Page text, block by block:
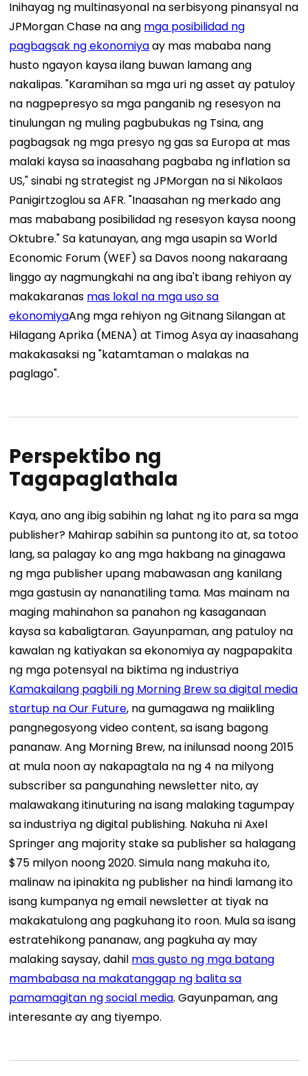
Inihayag ng multinasyonal na serbisyong pinansyal na
JPMorgan Chase na ang mga posibilidad ng
pagbagsak ng ekonomiyaay mas mababa nang
husto ngayon kaysa ilang buwan lamang ang
nakalipas. "Karamihan sa mga uri ng asset ay patuloy
na nagpepresyo sa mga panganib ng resesyon na
tinulungan ng muling pagbubukas ng Tsina, ang
pagbagsak ng mga presyo ng gas sa Europa at mas
malaki kaysa sa inaasahang pagbaba ng inflation sa
US," sinabi ng strategist ng JPMorgan na si Nikolaos
Panigirtzoglou sa AFR. "Inaasahan ng merkado ang
mas mababang posibilidad ng resesyon kaysa noong
Oktubre."Sa katunayan, ang mga usapin sa World
Economic Forum (WEF) sa Davos noong nakaraang
linggo ay nagmungkahi na ang iba't ibang rehiyon ay
makakaranas mas lokal na mga uso sa
ekonomiyaAng mga rehiyon ng Gitnang Silangan at
Hilagang Aprika (MENA) at Timog Asya ay inaasahang
makakasaksi ng "katamtaman o malakas na
paglago".
Perspektibo ng
Tagapaglathala
Kaya, ano ang ibig sabihin ng lahat ng ito para sa mga
publisher? Mahirap sabihin sa puntong ito at, sa totoo
lang, sa palagay ko ang mga hakbang na ginagawa
ng mga publisher upang mabawasan ang kanilang
mga gastusin ay nananatiling tama. Mas mainam na
maging mahinahon sa panahon ng kasaganaan
kaysa sa kabaligtaran. Gayunpaman, ang patuloy na
kawalan ng katiyakan sa ekonomiya ay nagpapakita
ng mga potensyal na biktima ng industriya
Kamakailang pagbili ng Morning Brew sa digital media
startup na Our Future, na gumagawa ng maiikling
pangnegosyong video content, sa isang bagong
pananaw. Ang Morning Brew, na inilunsad noong 2015
at mula noon ay nakapagtala na ng 4 na milyong
subscriber sa pangunahing newsletter nito, ay
malawakang itinuturing na isang malaking tagumpay
sa industriya ng digital publishing. Nakuha ni Axel
Springer ang majority stake sa publisher sa halagang
$75 milyon noong 2020. Simula nang makuha ito,
malinaw na ipinakita ng publisher na hindi lamang ito
isang kumpanya ng email newsletter at tiyak na
makakatulong ang pagkuhang ito roon. Mula sa isang
estratehikong pananaw, ang pagkuha ay may
malaking saysay, dahil mas gusto ng mga batang
mambabasa na makatanggap ng balita sa
pamamagitan ng social media. Gayunpaman, ang
interesante ay ang tiyempo.